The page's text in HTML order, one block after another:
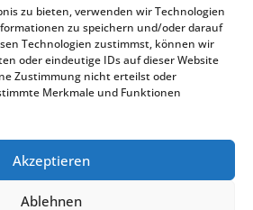
zu bieten, verwenden wir Technologien
zu speichern und/oder darauf
Technologien zustimmst, können wir
oder eindeutige IDs auf dieser Website
Zustimmung nicht erteilst oder
Merkmale und Funktionen
Akzeptieren
Ablehnen
zu uns umgeleitet.